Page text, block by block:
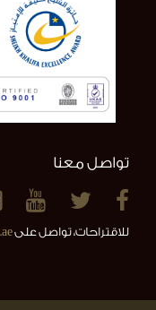
تواصل معنا
للاقتراحات، تواصل على